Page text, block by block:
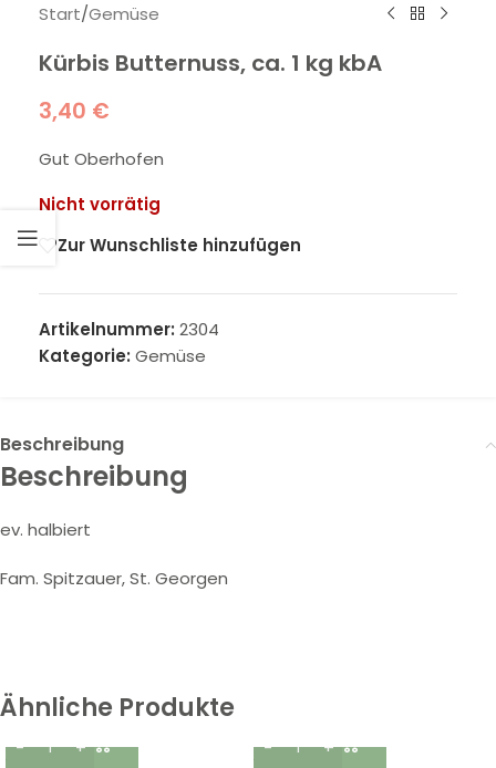
Start/Gemüse
Kürbis Butternuss, ca. 1 kg kbA
3,40 €
Gut Oberhofen
Nicht vorrätig
Zur Wunschliste hinzufügen
Artikelnummer: 2304
Kategorie: Gemüse
Beschreibung
Beschreibung
ev. halbiert
Fam. Spitzauer, St. Georgen
Ähnliche Produkte